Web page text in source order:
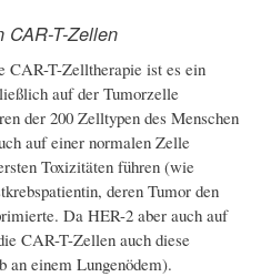
CAR-T-Zellen
T-Zelltherapie ist es ein
auf der Tumorzelle
der 200 Zelltypen des Menschen
auf einer normalen Zelle
Toxizitäten führen (wie
deren Tumor den
Da HER-2 aber auch auf
CAR-T-Zellen auch diese
an einem Lungenödem).